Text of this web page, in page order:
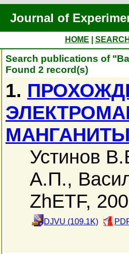
Journal of
HOME
Search publications of
Found 2 record(s)
1.
Устинов
А.П.,
ZhETF,
DJVU (109.1K)